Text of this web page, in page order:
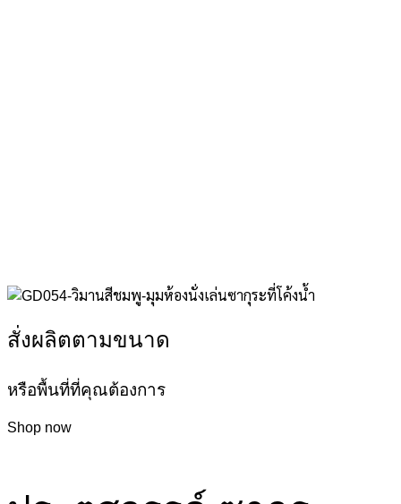
สั่งผลิตตามขนาด
หรือพื้นที่ที่คุณต้องการ
Shop now